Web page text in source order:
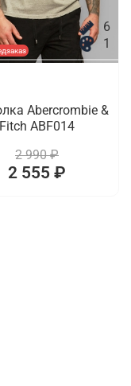
6
1
Abercrombie &
Fitch ABF014
2 990 ₽
2 555 ₽